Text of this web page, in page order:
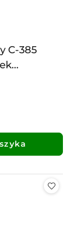
C-385
C-385,